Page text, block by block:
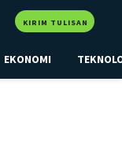
KIRIM TULISAN
EKONOMI